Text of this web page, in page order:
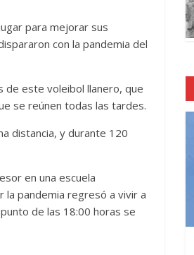
para mejorar sus
con la pandemia del
de este voleibol llanero, que
se reúnen todas las tardes.
distancia, y durante 120
en una escuela
la pandemia regresó a vivir a
de las 18:00 horas se